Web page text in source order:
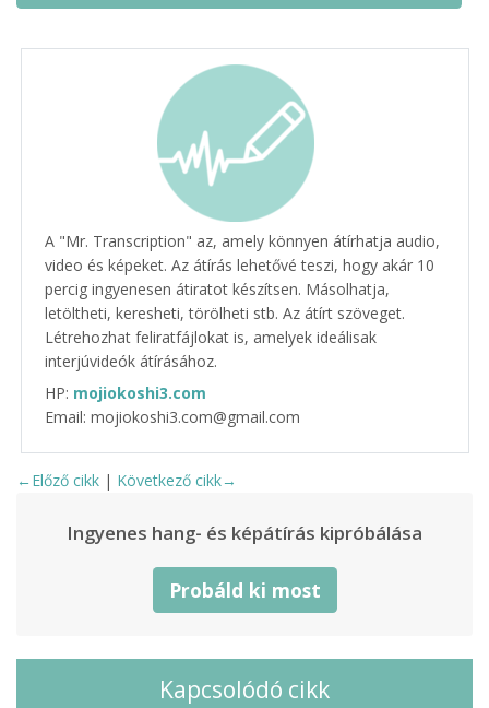
A "Mr. Transcription" az, amely könnyen átírhatja audio,
video és képeket. Az átírás lehetővé teszi, hogy akár 10
percig ingyenesen átiratot készítsen. Másolhatja,
letöltheti, keresheti, törölheti stb. Az átírt szöveget.
Létrehozhat feliratfájlokat is, amelyek ideálisak
interjúvideók átírásához.
HP: mojiokoshi3.com
Email: mojiokoshi3.com@gmail.com
←Előző cikk | Következő cikk→
Ingyenes hang- és képátírás kipróbálása
Probáld ki most
Kapcsolódó cikk